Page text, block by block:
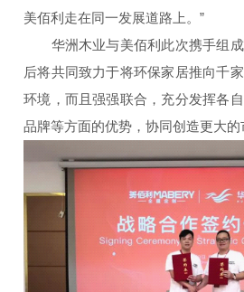
美佰利走在同一发展道路上。”
华洲木业与美佰利此次携手组成
后将共同致力于将环保家居推向千
环境，而且强强联合，充分发挥各
品牌等方面的优势，协同创造更大的